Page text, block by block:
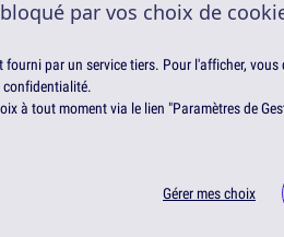
par vos choix de
fourni par un service tiers. Pour l'afficher,
confidentialité.
à tout moment via le lien "Paramètres de
Gérer mes choix